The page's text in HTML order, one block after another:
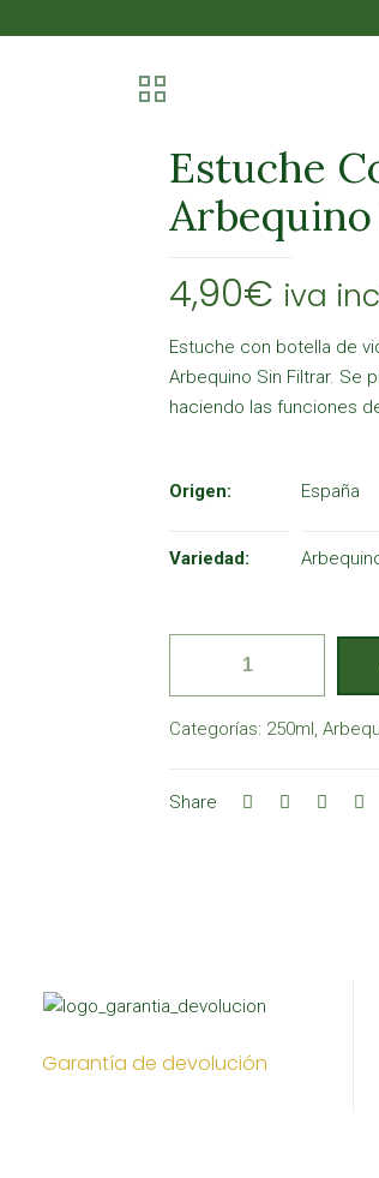
Estuche
4,90€ iva
Estuche con botella de
Arbequino Sin Filtrar. Se
haciendo las funciones
Origen: España
Variedad:
Categorías: 250ml,
Share
Garantía de devolución